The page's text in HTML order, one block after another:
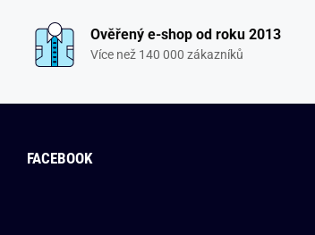
Ověřený e-shop od roku 2013
Více než 140 000 zákazníků
FACEBOOK